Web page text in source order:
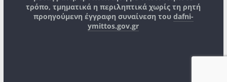
τρόπο, τμηματικά η περιληπτικά χωρίς τη ρητή
προηγούμενη έγγραφη συναίνεση του dafni-
ymittos.gov.gr